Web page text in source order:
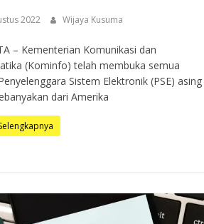
2022 Wijaya Kusuma
– Kementerian Komunikasi dan
(Kominfo) telah membuka semua
Sistem Elektronik (PSE) asing
dari Amerika